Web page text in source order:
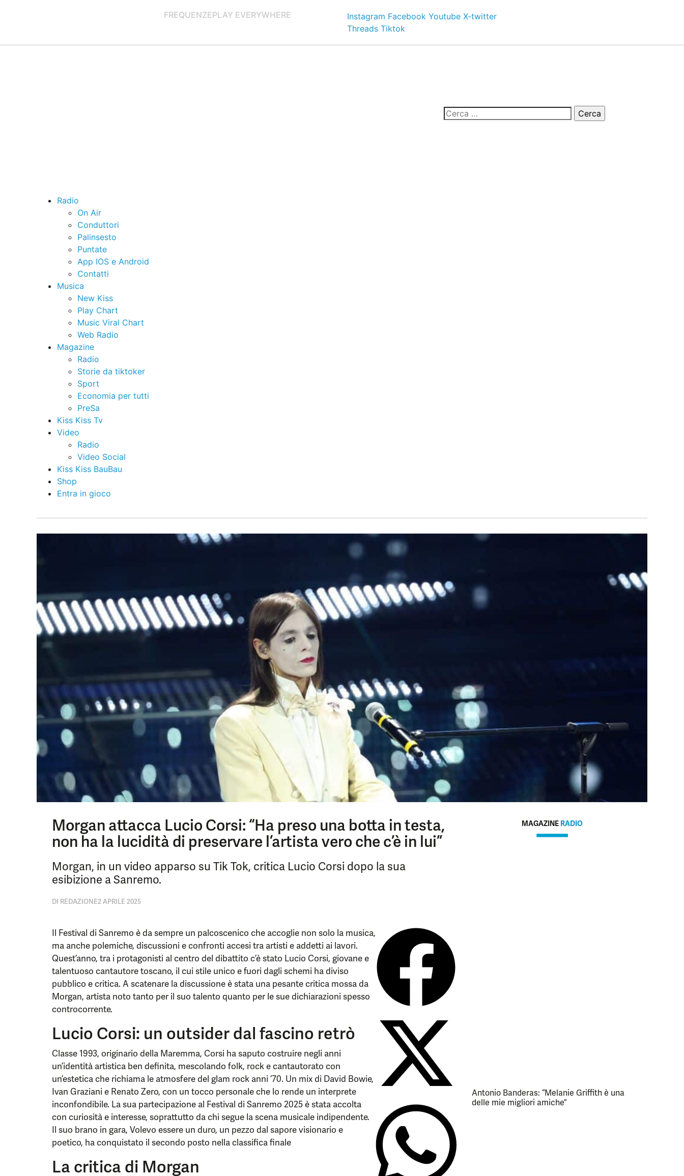
FREQUENZEPLAY EVERYWHERE Instagram Facebook Youtube X-twitter
Threads Tiktok
Radio
On Air
Conduttori
Palinsesto
Puntate
App IOS e Android
Contatti
Musica
New Kiss
Play Chart
Music Viral Chart
Web Radio
Magazine
Radio
Storie da tiktoker
Sport
Economia per tutti
PreSa
Kiss Kiss Tv
Video
Radio
Video Social
Kiss Kiss BauBau
Shop
Entra in gioco
Morgan attacca Lucio Corsi: “Ha preso una botta in testa,
non ha la lucidità di preservare l’artista vero che c’è in lui”
Morgan, in un video apparso su Tik Tok, critica Lucio Corsi dopo la sua
esibizione a Sanremo.
DI REDAZIONE2 APRILE 2025
Il Festival di Sanremo è da sempre un palcoscenico che accoglie non solo la musica,
ma anche polemiche, discussioni e confronti accesi tra artisti e addetti ai lavori.
Quest’anno, tra i protagonisti al centro del dibattito c’è stato Lucio Corsi, giovane e
talentuoso cantautore toscano, il cui stile unico e fuori dagli schemi ha diviso
pubblico e critica. A scatenare la discussione è stata una pesante critica mossa da
Morgan, artista noto tanto per il suo talento quanto per le sue dichiarazioni spesso
controcorrente.
Lucio Corsi: un outsider dal fascino retrò
Classe 1993, originario della Maremma, Corsi ha saputo costruire negli anni
un’identità artistica ben definita, mescolando folk, rock e cantautorato con
un’estetica che richiama le atmosfere del glam rock anni ’70. Un mix di David Bowie,
Ivan Graziani e Renato Zero, con un tocco personale che lo rende un interprete
inconfondibile. La sua partecipazione al Festival di Sanremo 2025 è stata accolta
con curiosità e interesse, soprattutto da chi segue la scena musicale indipendente.
Il suo brano in gara, Volevo essere un duro, un pezzo dal sapore visionario e
poetico, ha conquistato il secondo posto nella classifica finale
La critica di Morgan
MAGAZINE RADIO
Antonio Banderas: “Melanie Griffith è una
delle mie migliori amiche”